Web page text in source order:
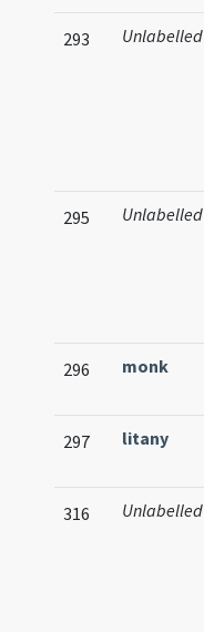
293 Unlabelled
295 Unlabelled
296 monk
297 litany
316 Unlabelled